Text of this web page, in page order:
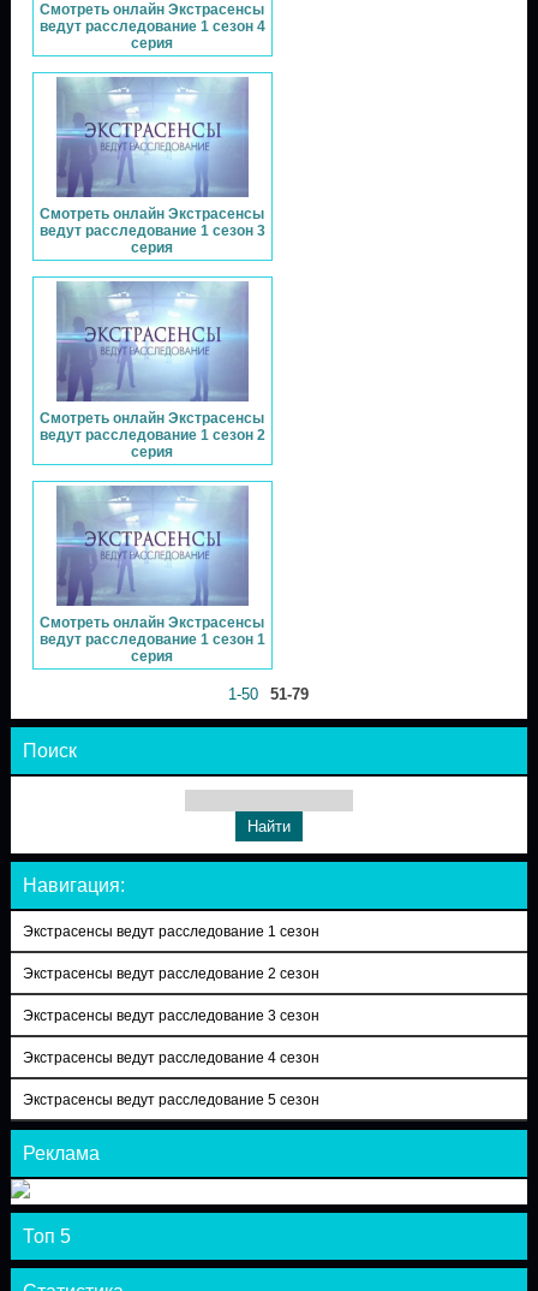
Смотреть онлайн Экстрасенсы
ведут расследование 1 сезон 4
серия
Смотреть онлайн Экстрасенсы
ведут расследование 1 сезон 3
серия
Смотреть онлайн Экстрасенсы
ведут расследование 1 сезон 2
серия
Смотреть онлайн Экстрасенсы
ведут расследование 1 сезон 1
серия
1-50 51-79
Поиск
Навигация:
Экстрасенсы ведут расследование 1 сезон
Экстрасенсы ведут расследование 2 сезон
Экстрасенсы ведут расследование 3 сезон
Экстрасенсы ведут расследование 4 сезон
Экстрасенсы ведут расследование 5 сезон
Реклама
Топ 5